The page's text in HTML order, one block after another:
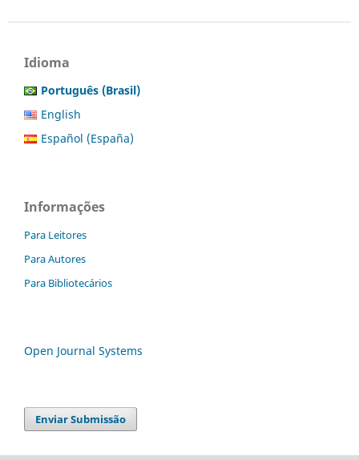
Idioma
Português (Brasil)
English
Español (España)
Informações
Para Leitores
Para Autores
Para Bibliotecários
Open Journal Systems
Enviar Submissão